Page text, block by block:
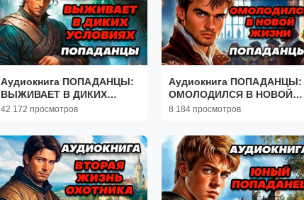
Аудиокнига ПОПАДАНЦЫ:
ВЫЖИВАЕТ В ДИКИХ
УСЛОВИЯХ
42 172 просмотров
Аудиокнига ПОПАДАНЦЫ:
ОМОЛОДИЛСЯ В НОВОЙ
ЖИЗНИ
8 184 просмотров